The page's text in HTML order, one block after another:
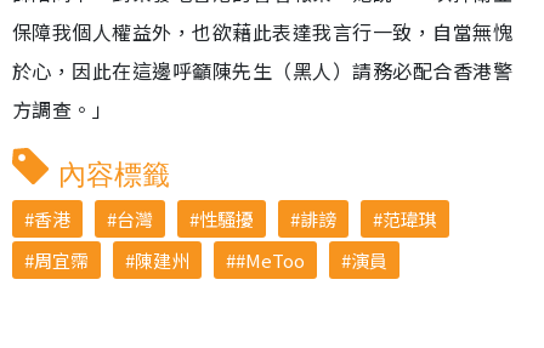
保障我個人權益外，也欲藉此表達我言行一致，自當無愧
於心，因此在這邊呼籲陳先生（黑人）請務必配合香港警
方調查。」
內容標籤
香港 台灣 性騷擾 誹謗
范瑋琪
周宜霈
陳建州 #MeToo 演員